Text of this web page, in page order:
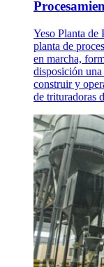
Yeso Planta de
planta de
en marcha,
disposición una
construir y
de trituradoras